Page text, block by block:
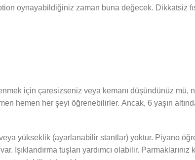
oynayabildiğiniz zaman buna değecek. Dikkatsiz
için çaresizseniz veya kemanı düşündünüz mü,
hemen her şeyi öğrenebilirler. Ancak, 6 yaşın
yükseklik (ayarlanabilir stantlar) yoktur. Piyano
tuşları yardımcı olabilir. Parmaklarınız